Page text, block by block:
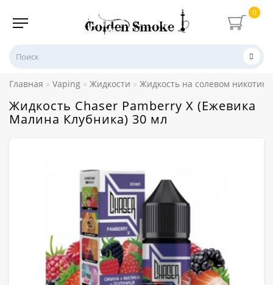
0
Главная Vaping Жидкости Жидкость на солевом
Жидкость Chaser Pamberry X (Ежевика
Малина Клубника) 30 мл